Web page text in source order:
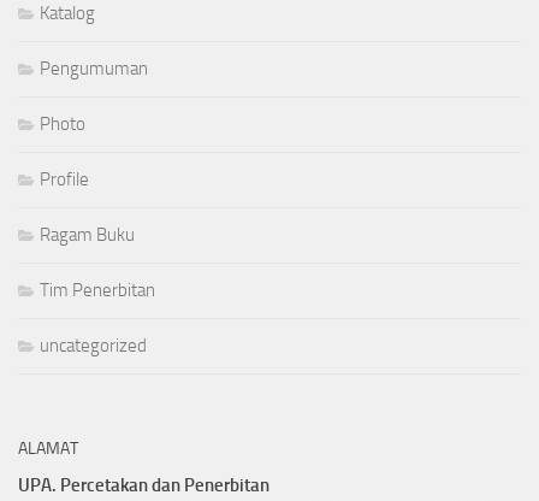
Katalog
Pengumuman
Photo
Profile
Ragam Buku
Tim Penerbitan
uncategorized
ALAMAT
UPA. Percetakan dan Penerbitan